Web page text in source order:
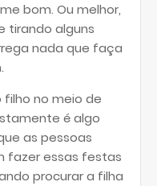
bom. Ou melhor,
tirando alguns
nada que faça
filho no meio de
é algo
as pessoas
fazer essas festas
procurar a filha